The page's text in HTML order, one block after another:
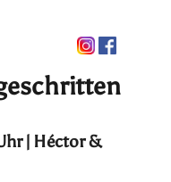
| Héctor &